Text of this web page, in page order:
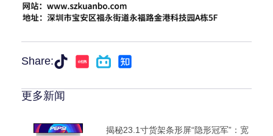
Share:
更多新闻
揭秘23.1寸货架条形屏“隐形冠军”：宽